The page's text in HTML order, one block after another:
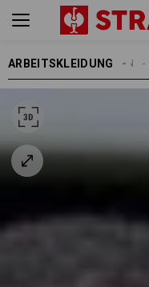
ARBEITSKLEIDUNGHERREN